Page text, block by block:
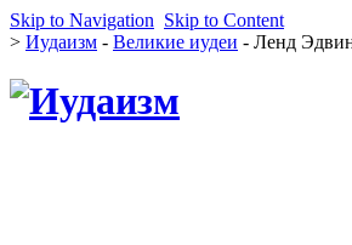
Skip to Navigation Skip to Content
> Иудаизм - Великие иудеи - Ленд